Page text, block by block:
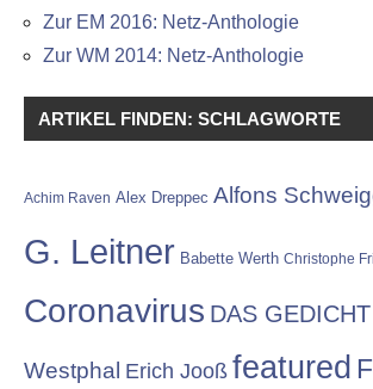
Zur EM 2016: Netz-Anthologie
Zur WM 2014: Netz-Anthologie
ARTIKEL FINDEN: SCHLAGWORTE
Achim Raven Alex Dreppec Alfons
G. Leitner Babette Werth Christophe
Coronavirus DAS GEDICHT
Westphal Erich Jooß featured